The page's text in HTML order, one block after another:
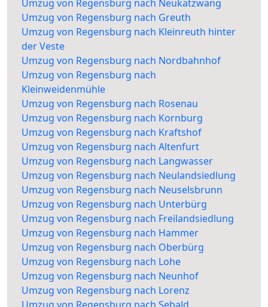
Umzug von Regensburg nach Neukatzwang
Umzug von Regensburg nach Greuth
Umzug von Regensburg nach Kleinreuth hinter
der Veste
Umzug von Regensburg nach Nordbahnhof
Umzug von Regensburg nach
Kleinweidenmühle
Umzug von Regensburg nach Rosenau
Umzug von Regensburg nach Kornburg
Umzug von Regensburg nach Kraftshof
Umzug von Regensburg nach Altenfurt
Umzug von Regensburg nach Langwasser
Umzug von Regensburg nach Neulandsiedlung
Umzug von Regensburg nach Neuselsbrunn
Umzug von Regensburg nach Unterbürg
Umzug von Regensburg nach Freilandsiedlung
Umzug von Regensburg nach Hammer
Umzug von Regensburg nach Oberbürg
Umzug von Regensburg nach Lohe
Umzug von Regensburg nach Neunhof
Umzug von Regensburg nach Lorenz